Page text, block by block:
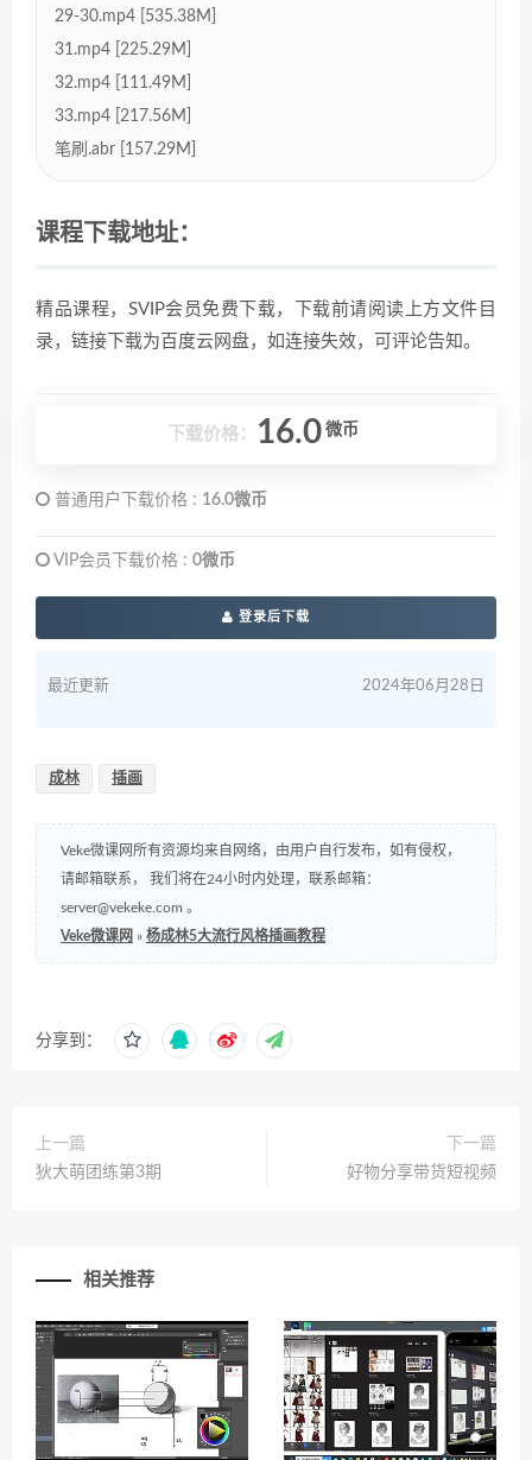
29-30.mp4 [535.38M]
31.mp4 [225.29M]
32.mp4 [111.49M]
33.mp4 [217.56M]
笔刷.abr [157.29M]
课程下载地址：
精品课程，SVIP会员免费下载，下载前请阅读上方文件目
录，链接下载为百度云网盘，如连接失效，可评论告知。
下载价格： 16.0 微币
普通用户下载价格 : 16.0微币
VIP会员下载价格 : 0微币
登录后下载
最近更新 2024年06月28日
成林 插画
Veke微课网所有资源均来自网络，由用户自行发布，如有侵权，
请邮箱联系， 我们将在24小时内处理，联系邮箱：
server@vekeke.com 。
Veke微课网 » 杨成林5大流行风格插画教程
分享到：
上一篇
狄大萌团练第3期
下一篇
好物分享带货短视频
相关推荐